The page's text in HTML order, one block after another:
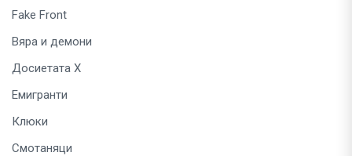
Fake Front
Вяра и демони
Досиетата Х
Емигранти
Клюки
Смотаняци